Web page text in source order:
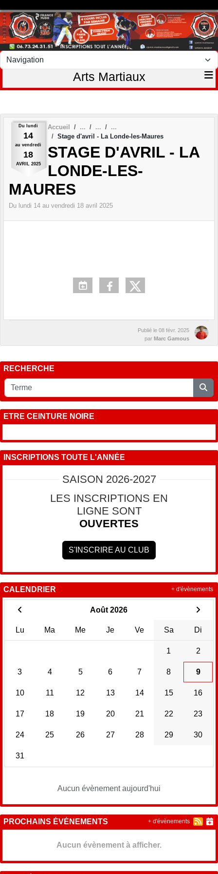
Arts Martiaux
Du lundi
14
au vendredi
18
AVRIL 2025
Accueil
Stage d'avril - La Londe-les-Maures
STAGE D'AVRIL - LA
LONDE-LES-
MAURES
Du lundi 14 au vendredi 18 avril 2025
Publié le 08 févr. 2025
par Marc Gamous
RECHERCHE
ETRE CEINTURE NOIRE
INSCRIPTIONS TOUTE L'ANNÉE
SAISON 2026-2027
LES INSCRIPTIONS EN
LIGNE SONT
OUVERTES
S'INSCRIRE AU CLUB
CALENDRIER
Août 2026
Lu Ma Me Je Ve Sa Di
1 2
3 4 5 6 7 8 9
10 11 12 13 14 15 16
17 18 19 20 21 22 23
24 25 26 27 28 29 30
31
Aucun évènement aujourd'hui
+ d'évènements
PROCHAINS ÉVÉNEMENTS
Aucun évènement à afficher.
+ d'évènements